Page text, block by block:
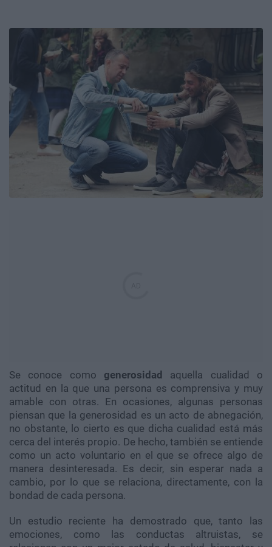
Se conoce como generosidad aquella cualidad o
actitud en la que una persona es comprensiva y muy
amable con otras. En ocasiones, algunas personas
piensan que la generosidad es un acto de abnegación,
no obstante, lo cierto es que dicha cualidad está más
cerca del interés propio. De hecho, también se entiende
como un acto voluntario en el que se ofrece algo de
manera desinteresada. Es decir, sin esperar nada a
cambio, por lo que se relaciona, directamente, con la
bondad de cada persona.
Un estudio reciente ha demostrado que, tanto las
emociones, como las conductas altruistas, se